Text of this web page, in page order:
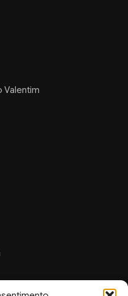
Valentim